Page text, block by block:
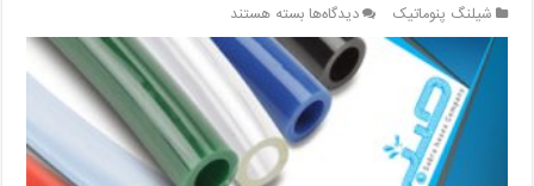
شیلنگ پنوماتیک دیدگاه‌هابرای
بزرگترین
نمایندگی
شیلنگ
پنوماتیک
کشور
بسته هستند